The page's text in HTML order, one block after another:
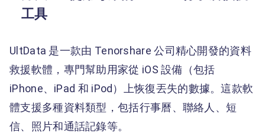
工具
UltData 是一款由 Tenorshare 公司精心開發的資料
救援軟體，專門幫助用家從 iOS 設備（包括
iPhone、iPad 和 iPod）上恢復丟失的數據。這款軟
體支援多種資料類型，包括行事曆、聯絡人、短
信、照片和通話記錄等。